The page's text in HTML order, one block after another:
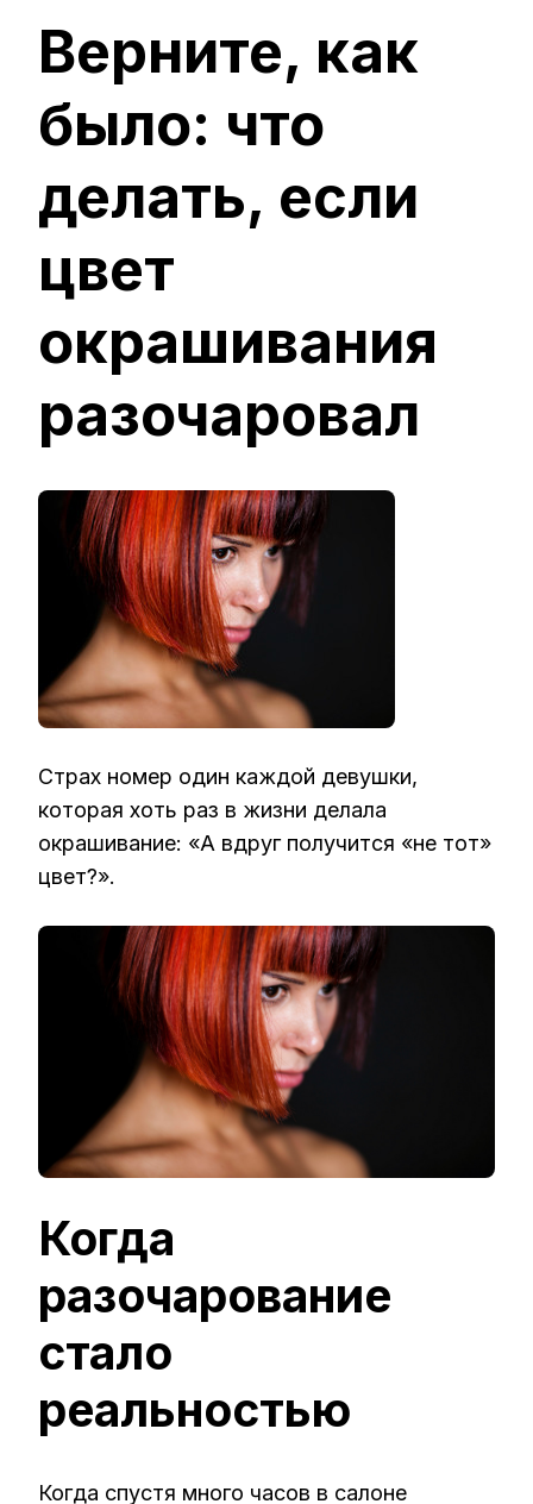
Верните, как
было: что
делать, если
цвет
окрашивания
разочаровал
Страх номер один каждой девушки,
которая хоть раз в жизни делала
окрашивание: «А вдруг получится «не тот»
цвет?».
Когда
разочарование
стало
реальностью
Когда спустя много часов в салоне